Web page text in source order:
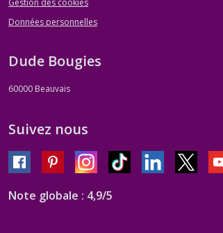
Gestion des cookies
Données personnelles
Dude Bougies
60000 Beauvais
Suivez nous
Note globale : 4,9/5